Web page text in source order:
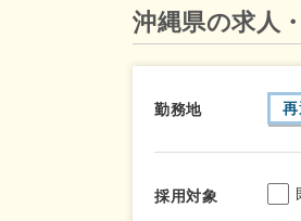
沖縄県の求人
勤務地
採用対象